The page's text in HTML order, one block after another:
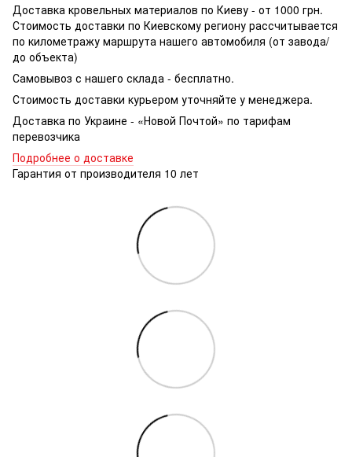
Доставка кровельных материалов по Киеву - от 1000 грн.
Стоимость доставки по Киевскому региону рассчитывается
по километражу маршрута нашего автомобиля (от завода/
до объекта)
Самовывоз с нашего склада - бесплатно.
Стоимость доставки курьером уточняйте у менеджера.
Доставка по Украине - «Новой Почтой» по тарифам
перевозчика
Подробнее о доставке
Гарантия от производителя 10 лет